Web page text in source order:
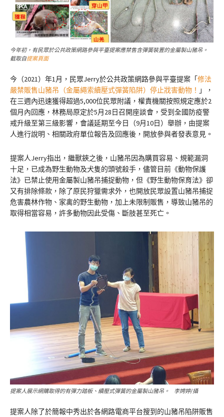
今年初，有民眾於公共政策網路參與平臺提案應禁售含彈簧裝置的金屬製山豬吊。
截取自提案頁面
今（2021）年1月，民眾Jerry於公共政策網路參與平臺提案「修法
嚴禁販售山豬吊（金屬繩索續壓式彈簧陷阱）停止戕害動物！ 」，
在三週內迅速獲得超過5,000位民眾附議，權責機關按照規定應於2
個月內回應，林務局原定於5月28日召開座談會，受到全國防疫警
戒升級至第三級影響，會議延期至今日（9月10日）舉辦，由提案
人進行說明、相關政府單位報告及回應後，開放參與者發表意見。
提案人Jerry指出，繼獸鋏之後，山豬吊因為購買容易、規範漏洞
十足，已成為野生動物及犬隻的頭號殺手，儘管目前《動物保護
法》已禁止使用金屬製山豬吊捕捉動物，但《野生動物保育法》卻
又有排除條款，除了原民狩獵需求外，也開放民眾設置山豬吊捕捉
危害農林作物、家禽的野生動物，加上未限制販售，導致山豬吊的
取得相當容易，許多動物因此受傷、斷肢甚至死亡。
提案人展示網購取得的有彈力踏板、續壓式彈簧的金屬製山豬吊。 李娉婷/攝
提案人除了於簡報中秀出於各網路電商平台搜到的山豬吊陷阱販售